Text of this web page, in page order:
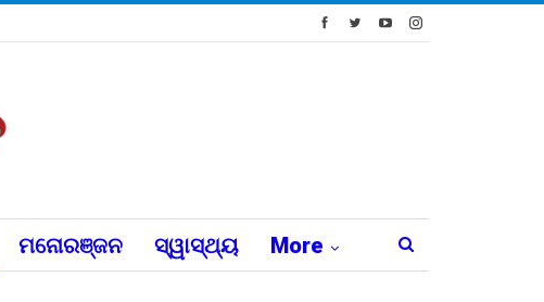
ମନୋରଞ୍ଜନ ସ୍ୱାସ୍ଥ୍ୟ More